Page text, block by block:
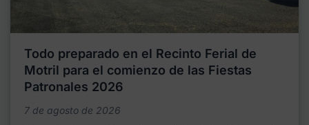
Todo preparado en el Recinto Ferial de
Motril para el comienzo de las Fiestas
Patronales 2026
7 de agosto de 2026